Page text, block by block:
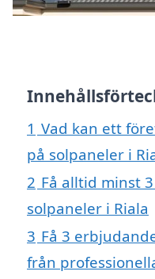
1 Vad kan ett
på solpaneler i
2 Få alltid minst
solpaneler i Riala
3 Få 3
från